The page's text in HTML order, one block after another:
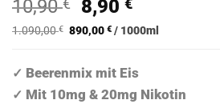
10,90€
Ursprünglicher
Preis
10,90 €
8,90€Aktueller
Preis
1.090,00€ 890,00€ / 1000ml
✓ Beerenmix mit Eis
✓ Mit 10mg & 20mg Nikotin